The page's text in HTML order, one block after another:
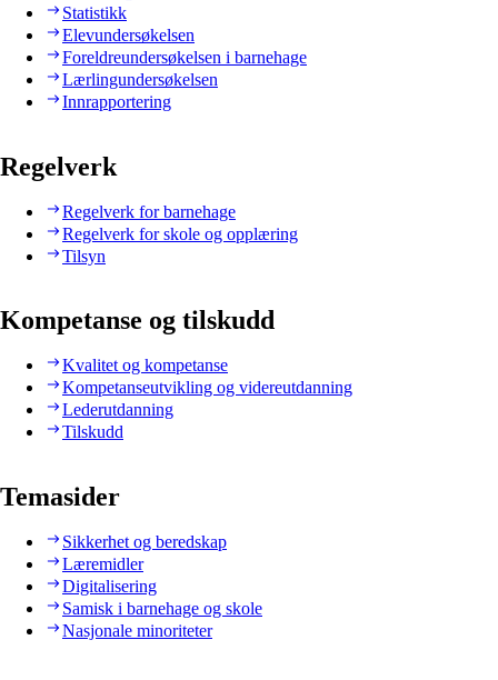
Statistikk
Elevundersøkelsen
Foreldreundersøkelsen i barnehage
Lærlingundersøkelsen
Innrapportering
Regelverk
Regelverk for barnehage
Regelverk for skole og opplæring
Tilsyn
Kompetanse og tilskudd
Kvalitet og kompetanse
Kompetanseutvikling og videreutdanning
Lederutdanning
Tilskudd
Temasider
Sikkerhet og beredskap
Læremidler
Digitalisering
Samisk i barnehage og skole
Nasjonale minoriteter